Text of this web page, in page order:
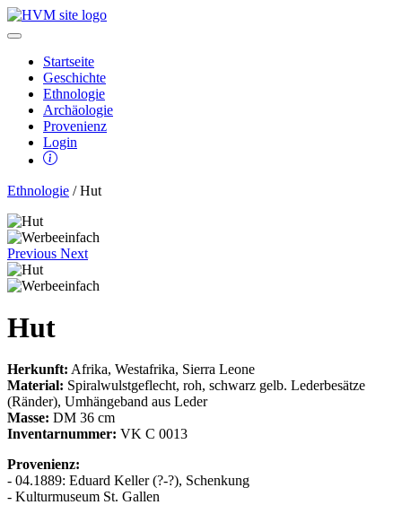
Startseite
Geschichte
Ethnologie
Archäologie
Provenienz
Login
Ethnologie / Hut
Previous Next
Hut
Herkunft: Afrika, Westafrika, Sierra Leone
Material: Spiralwulstgeflecht, roh, schwarz gelb. Lederbesätze
(Ränder), Umhängeband aus Leder
Masse: DM 36 cm
Inventarnummer: VK C 0013
Provenienz:
- 04.1889: Eduard Keller (?-?), Schenkung
- Kulturmuseum St. Gallen